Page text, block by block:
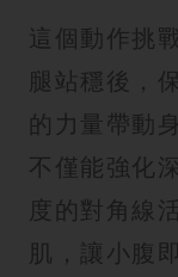
這個動作挑
腿站穩後，
的力量帶動
不僅能強化
度的對角線
肌，讓小腹